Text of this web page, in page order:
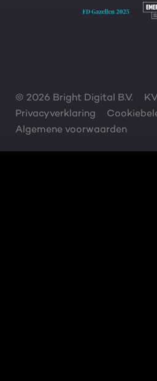
© 2026 Bright Digital B.V.
Privacyverklaring
Algemene voorwaarden